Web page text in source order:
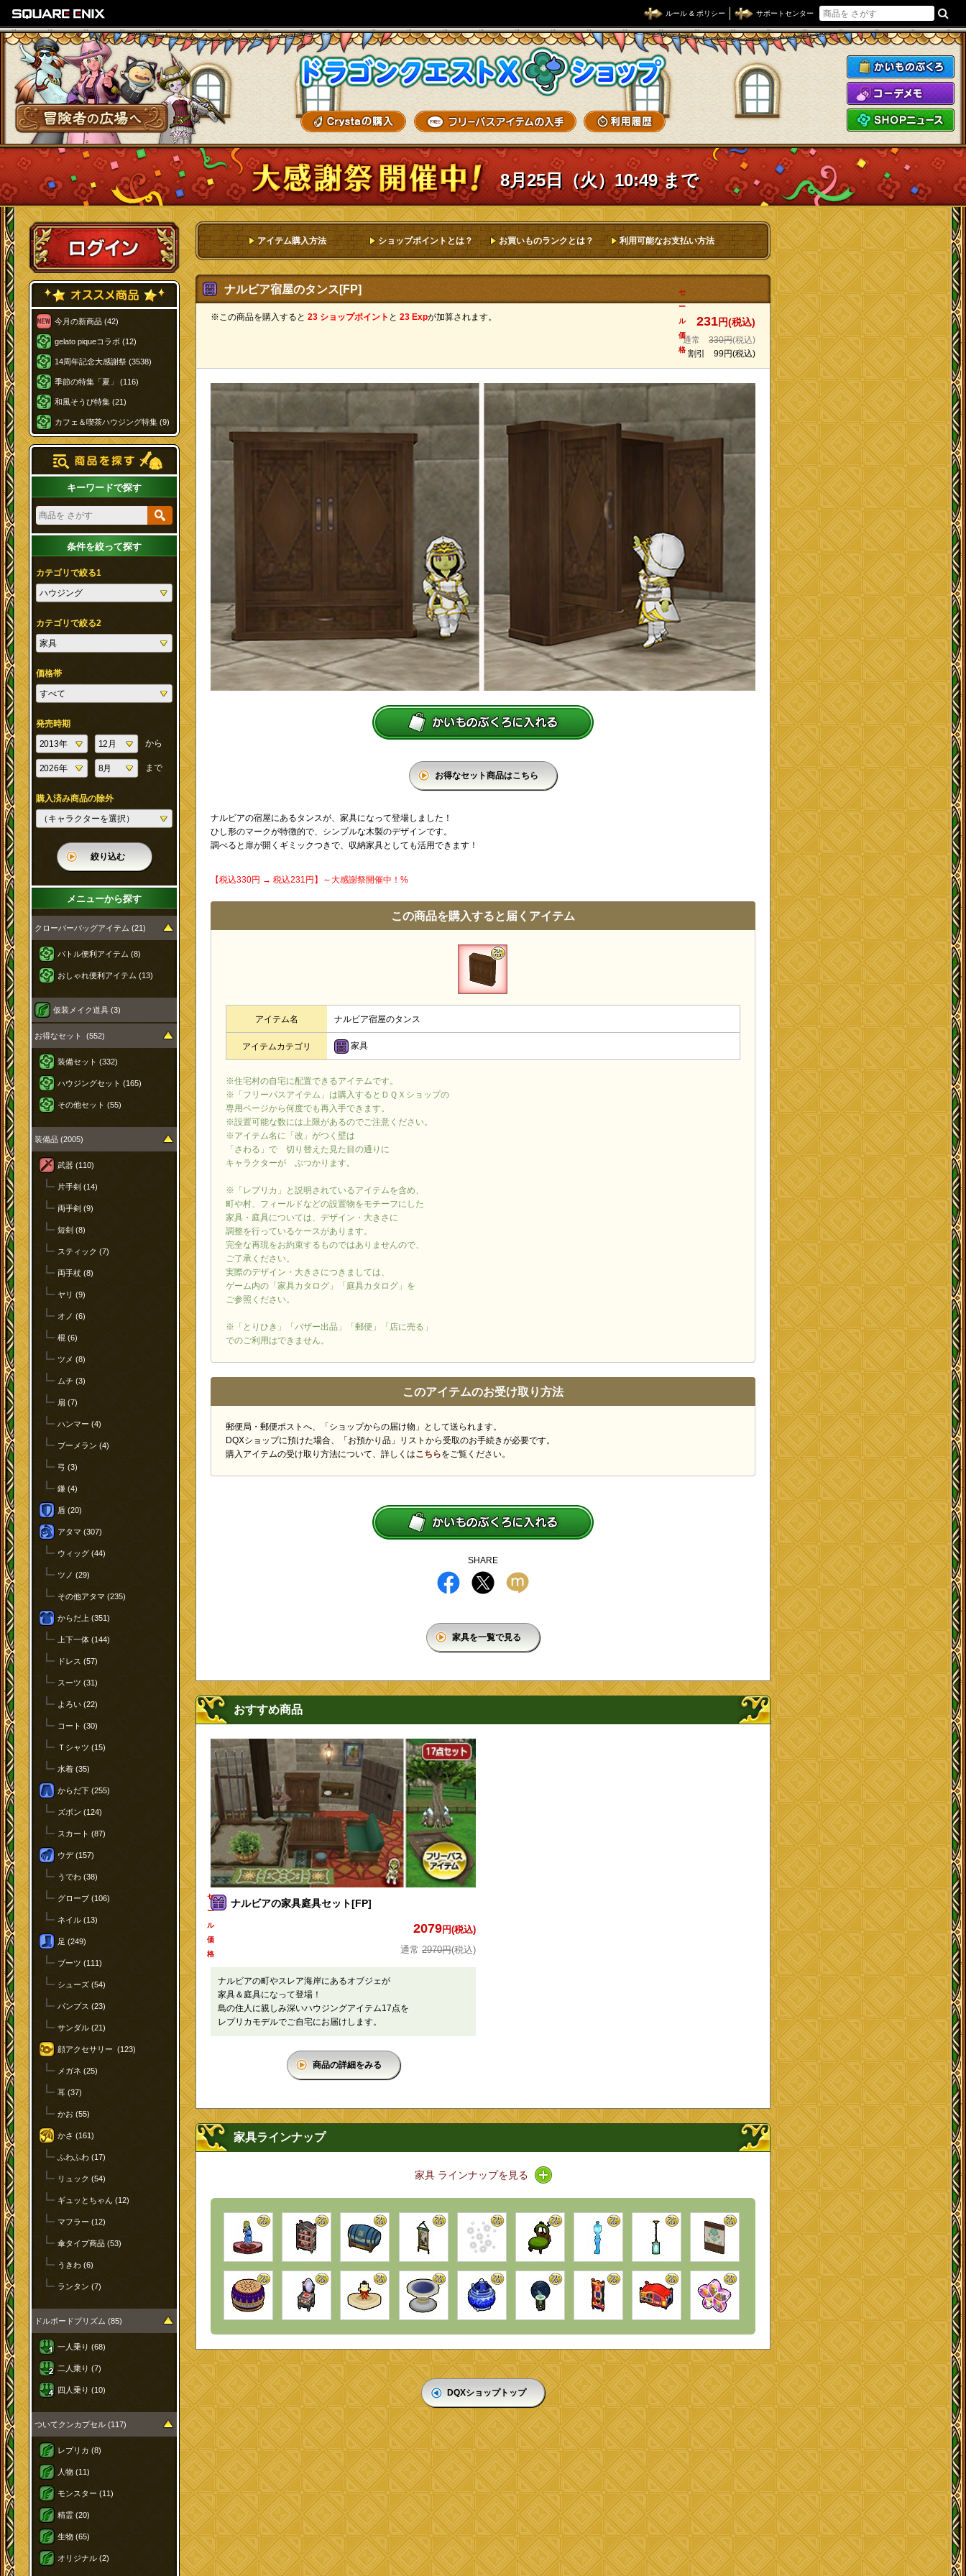
ルール & ポリシー サポートセンター
冒険者の広場へ
ドラゴンクエストXショップ
8月25日（火）10:49 まで
ログイン
今月の新商品 (42)
gelato piqueコラボ (12)
14周年記念大感謝祭 (3538)
季節の特集「夏」 (116)
和風そうび特集 (21)
カフェ＆喫茶ハウジング特集 (9)
キーワードで探す
条件を絞って探す
カテゴリで絞る1
カテゴリで絞る2
価格帯
発売時期
から
まで
購入済み商品の除外
絞り込む
メニューから探す
クローバーバッグアイテム (21)
バトル便利アイテム (8)
おしゃれ便利アイテム (13)
仮装メイク道具 (3)
お得なセット (552)
装備セット (332)
ハウジングセット (165)
その他セット (55)
装備品 (2005)
武器 (110)
片手剣 (14)
両手剣 (9)
短剣 (8)
スティック (7)
両手杖 (8)
ヤリ (9)
オノ (6)
棍 (6)
ツメ (8)
ムチ (3)
扇 (7)
ハンマー (4)
ブーメラン (4)
弓 (3)
鎌 (4)
盾 (20)
アタマ (307)
ウィッグ (44)
ツノ (29)
その他アタマ (235)
からだ上 (351)
上下一体 (144)
ドレス (57)
スーツ (31)
よろい (22)
コート (30)
Ｔシャツ (15)
水着 (35)
からだ下 (255)
ズボン (124)
スカート (87)
ウデ (157)
うでわ (38)
グローブ (106)
ネイル (13)
足 (249)
ブーツ (111)
シューズ (54)
パンプス (23)
サンダル (21)
顔アクセサリー (123)
メガネ (25)
耳 (37)
かお (55)
かさ (161)
ふわふわ (17)
リュック (54)
ギュッとちゃん (12)
マフラー (12)
傘タイプ商品 (53)
うきわ (6)
ランタン (7)
ドルボードプリズム (85)
一人乗り (68)
二人乗り (7)
四人乗り (10)
ついてクンカプセル (117)
レプリカ (8)
人物 (11)
モンスター (11)
精霊 (20)
生物 (65)
オリジナル (2)
アイテム購入方法 ショップポイントとは？ お買いものランクとは？ 利用可能なお支払い方法
ナルビア宿屋のタンス[FP]
※この商品を購入すると 23 ショップポイント と 23 Expが加算されます。
セ
ー
ル
価
格
231円(税込)
通常 330円(税込)
割引 99円(税込)
お得なセット商品はこちら
ナルビアの宿屋にあるタンスが、家具になって登場しました！
ひし形のマークが特徴的で、シンプルな木製のデザインです。
調べると扉が開くギミックつきで、収納家具としても活用できます！
【税込330円 → 税込231円】～大感謝祭開催中！%
この商品を購入すると届くアイテム
アイテム名 ナルビア宿屋のタンス
アイテムカテゴリ 家具
※住宅村の自宅に配置できるアイテムです。
※「フリーパスアイテム」は購入するとＤＱＸショップの
専用ページから何度でも再入手できます。
※設置可能な数には上限があるのでご注意ください。
※アイテム名に「改」がつく壁は
「さわる」で 切り替えた見た目の通りに
キャラクターが ぶつかります。
※「レプリカ」と説明されているアイテムを含め、
町や村、フィールドなどの設置物をモチーフにした
家具・庭具については、デザイン・大きさに
調整を行っているケースがあります。
完全な再現をお約束するものではありませんので、
ご了承ください。
実際のデザイン・大きさにつきましては、
ゲーム内の「家具カタログ」「庭具カタログ」を
ご参照ください。
※「とりひき」「バザー出品」「郵便」「店に売る」
でのご利用はできません。
このアイテムのお受け取り方法
郵便局・郵便ポストへ、「ショップからの届け物」として送られます。
DQXショップに預けた場合、「お預かり品」リストから受取のお手続きが必要です。
購入アイテムの受け取り方法について、詳しくはこちらをご覧ください。
SHARE
家具を一覧で見る
おすすめ商品
ナルビアの家具庭具セット[FP]
セ
ー
ル
価
格
2079円(税込)
2970円(税込)
ナルビアの町やスレア海岸にあるオブジェが
家具＆庭具になって登場！
島の住人に親しみ深いハウジングアイテム17点を
レプリカモデルでご自宅にお届けします。
商品の詳細をみる
家具ラインナップ
家具 ラインナップを見る アイコン / ラインナップを開く、閉じる
DQXショップトップ